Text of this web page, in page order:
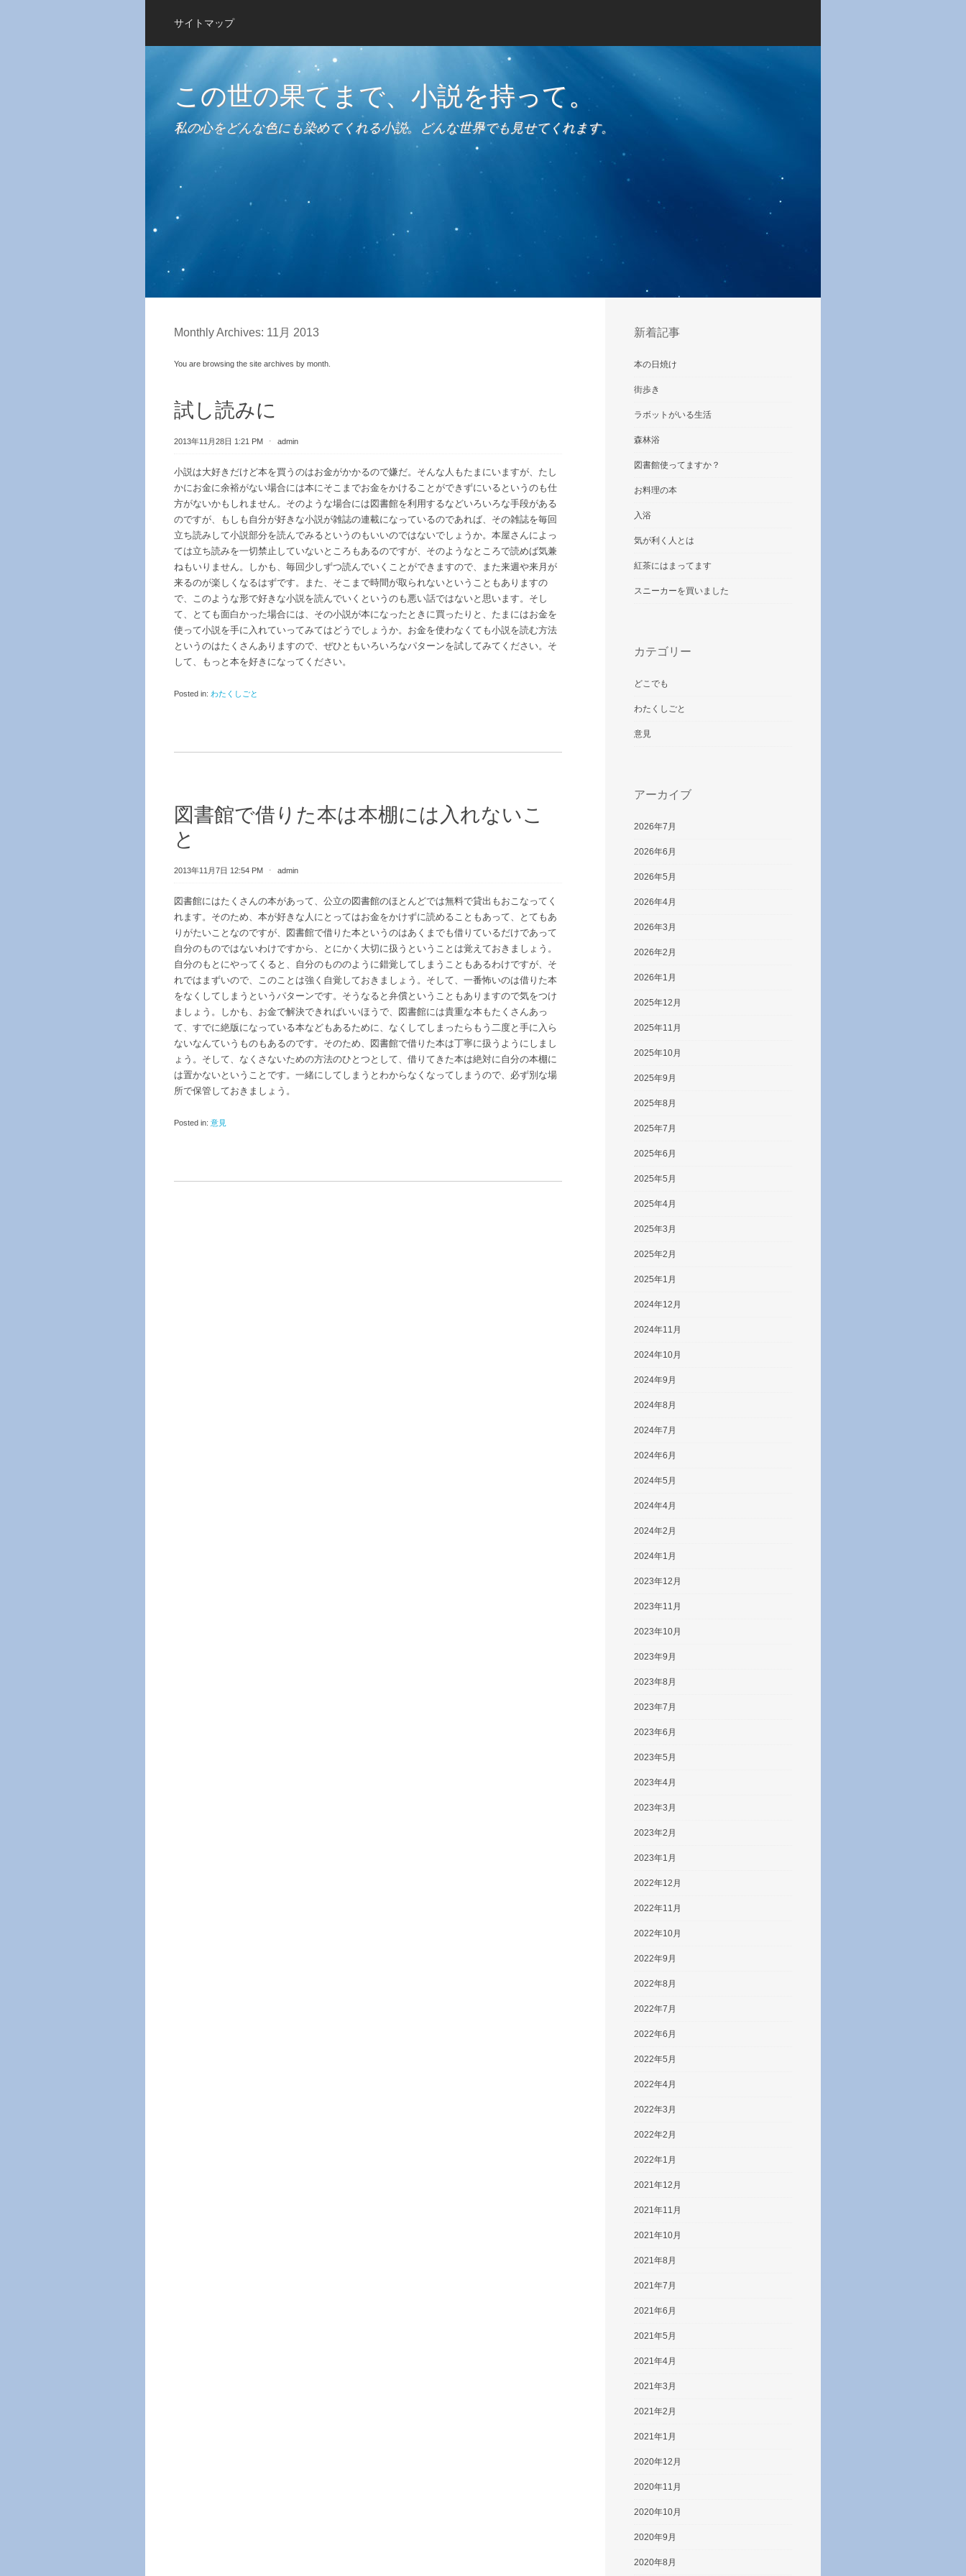
サイトマップ
この世の果てまで、小説を持って。
私の心をどんな色にも染めてくれる小説。どんな世界でも見せてくれます。
Monthly Archives: 11月 2013
You are browsing the site archives by month.
試し読みに
2013年11月28日 1:21 PM ⋅ admin
小説は大好きだけど本を買うのはお金がかかるので嫌だ。そんな人もたまにいますが、たし
かにお金に余裕がない場合には本にそこまでお金をかけることができずにいるというのも仕
方がないかもしれません。そのような場合には図書館を利用するなどいろいろな手段がある
のですが、もしも自分が好きな小説が雑誌の連載になっているのであれば、その雑誌を毎回
立ち読みして小説部分を読んでみるというのもいいのではないでしょうか。本屋さんによっ
ては立ち読みを一切禁止していないところもあるのですが、そのようなところで読めば気兼
ねもいりません。しかも、毎回少しずつ読んでいくことができますので、また来週や来月が
来るのが楽しくなるはずです。また、そこまで時間が取られないということもありますの
で、このような形で好きな小説を読んでいくというのも悪い話ではないと思います。そし
て、とても面白かった場合には、その小説が本になったときに買ったりと、たまにはお金を
使って小説を手に入れていってみてはどうでしょうか。お金を使わなくても小説を読む方法
というのはたくさんありますので、ぜひともいろいろなパターンを試してみてください。そ
して、もっと本を好きになってください。
Posted in: わたくしごと
図書館で借りた本は本棚には入れないこ
と
2013年11月7日 12:54 PM ⋅ admin
図書館にはたくさんの本があって、公立の図書館のほとんどでは無料で貸出もおこなってく
れます。そのため、本が好きな人にとってはお金をかけずに読めることもあって、とてもあ
りがたいことなのですが、図書館で借りた本というのはあくまでも借りているだけであって
自分のものではないわけですから、とにかく大切に扱うということは覚えておきましょう。
自分のもとにやってくると、自分のもののように錯覚してしまうこともあるわけですが、そ
れではまずいので、このことは強く自覚しておきましょう。そして、一番怖いのは借りた本
をなくしてしまうというパターンです。そうなると弁償ということもありますので気をつけ
ましょう。しかも、お金で解決できればいいほうで、図書館には貴重な本もたくさんあっ
て、すでに絶版になっている本などもあるために、なくしてしまったらもう二度と手に入ら
ないなんていうものもあるのです。そのため、図書館で借りた本は丁寧に扱うようにしまし
ょう。そして、なくさないための方法のひとつとして、借りてきた本は絶対に自分の本棚に
は置かないということです。一緒にしてしまうとわからなくなってしまうので、必ず別な場
所で保管しておきましょう。
Posted in: 意見
新着記事
本の日焼け
街歩き
ラボットがいる生活
森林浴
図書館使ってますか？
お料理の本
入浴
気が利く人とは
紅茶にはまってます
スニーカーを買いました
カテゴリー
どこでも
わたくしごと
意見
アーカイブ
2026年7月
2026年6月
2026年5月
2026年4月
2026年3月
2026年2月
2026年1月
2025年12月
2025年11月
2025年10月
2025年9月
2025年8月
2025年7月
2025年6月
2025年5月
2025年4月
2025年3月
2025年2月
2025年1月
2024年12月
2024年11月
2024年10月
2024年9月
2024年8月
2024年7月
2024年6月
2024年5月
2024年4月
2024年2月
2024年1月
2023年12月
2023年11月
2023年10月
2023年9月
2023年8月
2023年7月
2023年6月
2023年5月
2023年4月
2023年3月
2023年2月
2023年1月
2022年12月
2022年11月
2022年10月
2022年9月
2022年8月
2022年7月
2022年6月
2022年5月
2022年4月
2022年3月
2022年2月
2022年1月
2021年12月
2021年11月
2021年10月
2021年8月
2021年7月
2021年6月
2021年5月
2021年4月
2021年3月
2021年2月
2021年1月
2020年12月
2020年11月
2020年10月
2020年9月
2020年8月